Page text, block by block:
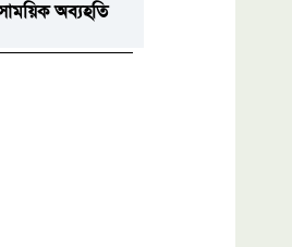
অব্যহতি